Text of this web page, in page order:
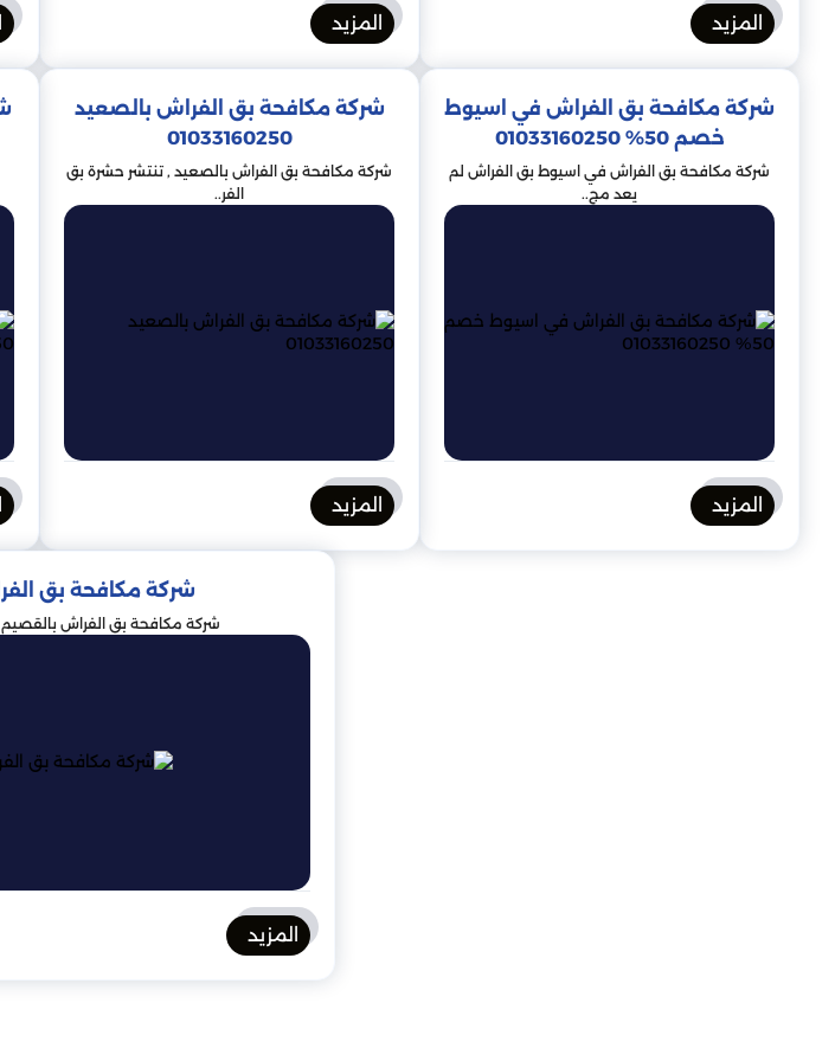
– رش مبيد حشري متبقي على
مكافحة بق
اتخذت وزارة الصحة السعودية في منطقة جازان إجراءات مشددة للسيطرة على انتشار البق في
الآفات. تم تدريب جميع الموظفين الحكوميين على
الفريق مسؤول أيضًا عن تثقيف الجمهور حول كيفية منع بق الفراش من غزو منازلهم. ينصحون الناس
مكافحة بق
مكافحة بق
الجمهور حول أهمية النظافة
يتم أيضًا تفتيش المنازل الخاصة ، ويتم تقديم المشورة لمن وجد لديهم بق الفراش حول كيفية
المزيد المزيد
شركة مكافحة بق الفراش في اسيوط
خصم 50% 01033160250
شركة مكافحة بق الفراش في اسيوط بق الفراش لم
يعد مج..
المزيد
شركة مكافحة بق الفراش بالصعيد
01033160250
شركة مكافحة بق الفراش بالصعيد , تنتشر حشرة بق
الفر..
المزيد
شركة مكافحة بق
شركة مكافحة بق الفراش بالقصيم
المزيد